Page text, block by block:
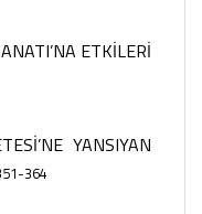
ETKİLERİ
YANSIYAN
364